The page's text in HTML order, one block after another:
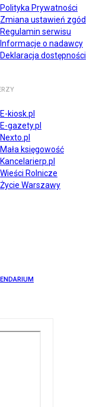
Polityka Prywatności
Zmiana ustawień zgód
Regulamin serwisu
Informacje o nadawcy
Deklaracja dostępności
E-kiosk.pl
E-gazety.pl
Nexto.pl
Mała księgowość
Kancelarierp.pl
Wieści Rolnicze
Życie Warszawy